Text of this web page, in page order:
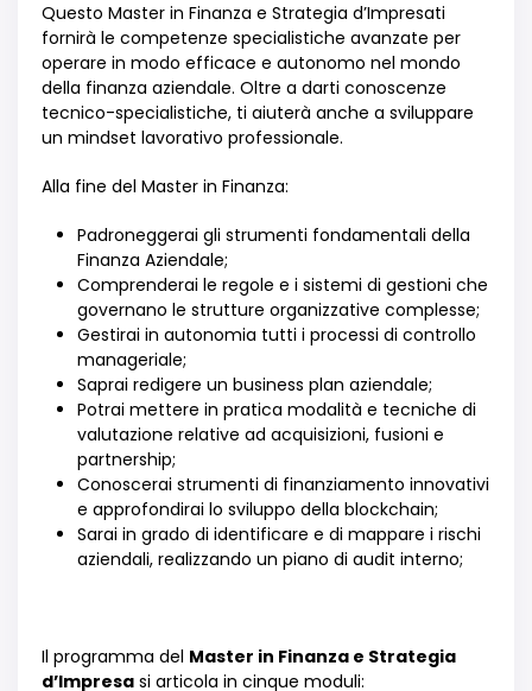
Questo Master in Finanza e Strategia d’Impresati
fornirà le competenze specialistiche avanzate per
operare in modo efficace e autonomo nel mondo
della finanza aziendale. Oltre a darti conoscenze
tecnico-specialistiche, ti aiuterà anche a sviluppare
un mindset lavorativo professionale.
Alla fine del Master in Finanza:
Padroneggerai gli strumenti fondamentali della
Finanza Aziendale;
Comprenderai le regole e i sistemi di gestioni che
governano le strutture organizzative complesse;
Gestirai in autonomia tutti i processi di controllo
manageriale;
Saprai redigere un business plan aziendale;
Potrai mettere in pratica modalità e tecniche di
valutazione relative ad acquisizioni, fusioni e
partnership;
Conoscerai strumenti di finanziamento innovativi
e approfondirai lo sviluppo della blockchain;
Sarai in grado di identificare e di mappare i rischi
aziendali, realizzando un piano di audit interno;
Il programma del Master in Finanza e Strategia
d’Impresa si articola in cinque moduli: